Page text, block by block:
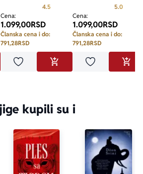
ocena je 4.6 od 5
U KORPU
4.5Prosecna ocena je 4.5 od 5
Cena:
1.099,00RSD
Članska cena i do:
791,28RSD
Dodaj u omiljeneDODAJ U KORPU
5.0
Cena:
1.099,00RSD
Članska cena i do:
791,28RSD
Dodaj u
kupili su i